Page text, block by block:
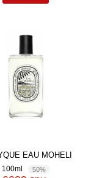
EAU MOHELI
100ml 50%